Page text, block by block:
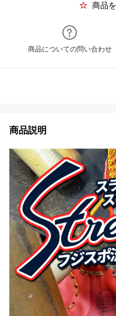
商品
商品についての問い合わせ
商品説明